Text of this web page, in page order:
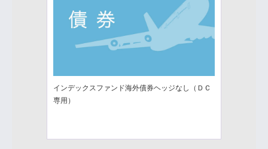
インデックスファンド海外債券ヘッジなし（ＤＣ
専用）